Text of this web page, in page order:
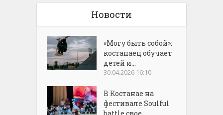
Новости
«Могу быть собой»:
костанаец обучает
детей и...
30.04.2026 16:10
В Костанае на
фестивале Soulful